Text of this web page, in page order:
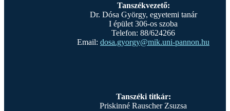
Tanszékvezető:
Dr. Dósa György, egyetemi tanár
I épület 306-os szoba
Telefon: 88/624266
Email: dosa.gyorgy@mik.uni-pannon.hu
Tanszéki titkár:
Priskinné Rauscher Zsuzsa